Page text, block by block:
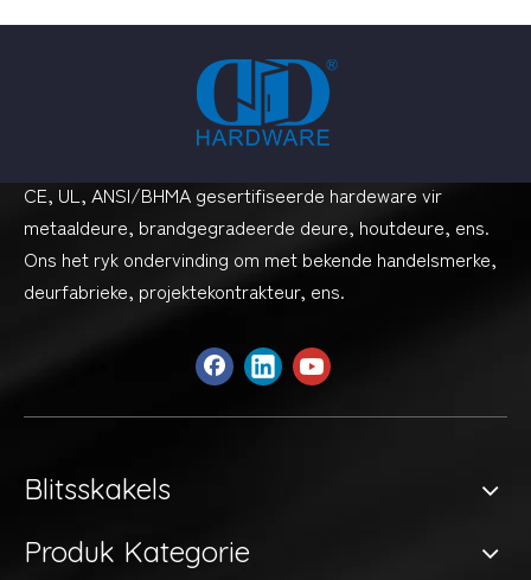
CE, UL, ANSI/BHMA gesertifiseerde hardeware vir
metaaldeure, brandgegradeerde deure, houtdeure, ens.
Ons het ryk ondervinding om met bekende handelsmerke,
deurfabrieke, projektekontrakteur, ens.
Blitsskakels
Produk Kategorie